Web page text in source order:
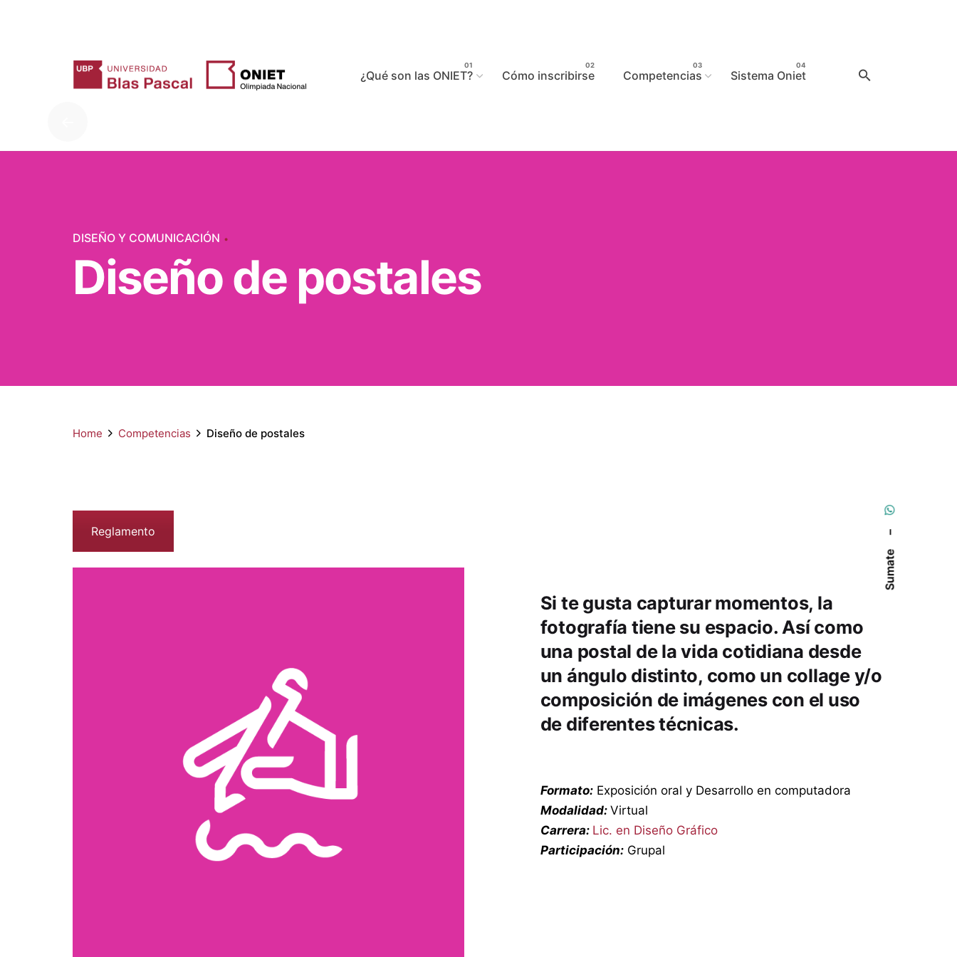
Sumate
¿Qué son las ONIET? Cómo inscribirse Competencias Sistema Oniet
DISEÑO Y COMUNICACIÓN
Diseño de postales
Home Competencias Diseño de postales
Reglamento
Si te gusta capturar momentos, la
fotografía tiene su espacio. Así como
una postal de la vida cotidiana desde
un ángulo distinto, como un collage y/o
composición de imágenes con el uso
de diferentes técnicas.
Formato:Exposición oral y Desarrollo en computadora
Modalidad: Virtual
Carrera: Lic. en Diseño Gráfico
Participación:Grupal